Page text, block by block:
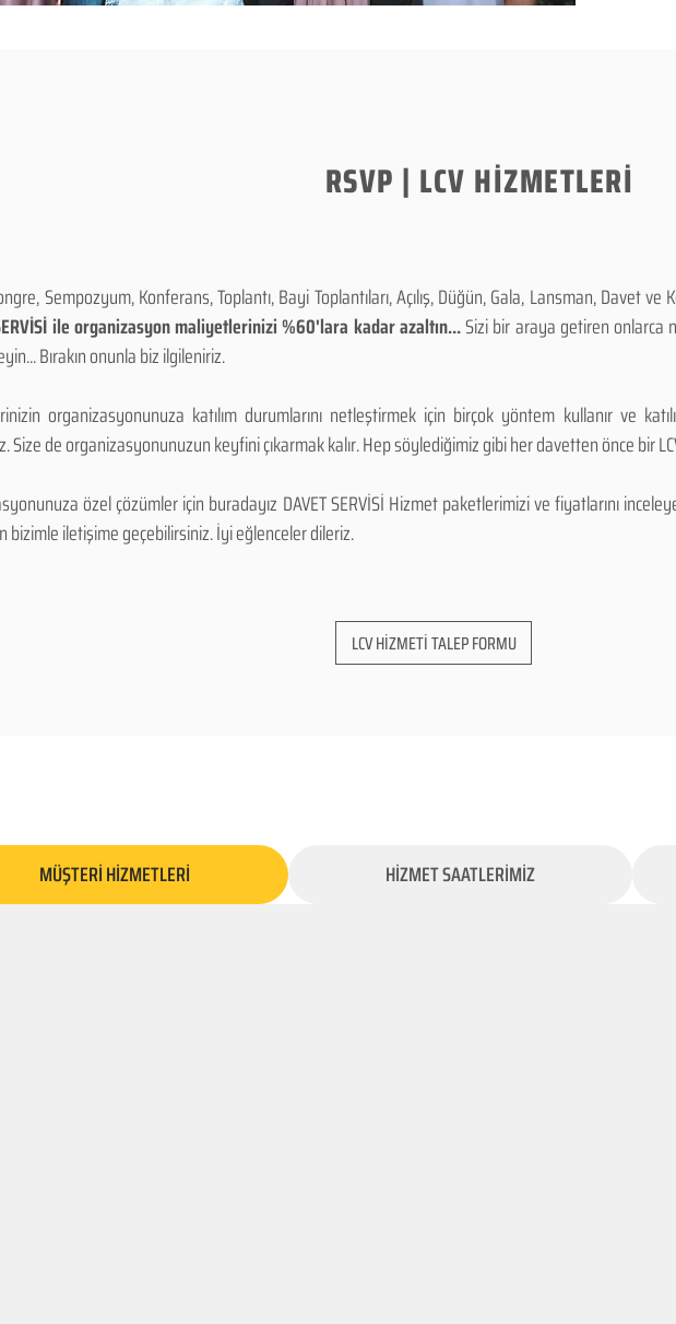
RSVP | LCV HİZMETLERİ
Sempozyum, Konferans, Toplantı, Bayi Toplantıları, Açılış, Düğün, Gala, Lansman, Davet
ile organizasyon maliyetlerinizi %60'lara kadar azaltın...Sizi bir araya getiren onlarca
Bırakın onunla biz ilgileniriz.
organizasyonunuza katılım durumlarını netleştirmek için birçok yöntem kullanır ve
Size de organizasyonunuzun keyfini çıkarmak kalır. Hep söylediğimiz gibi her davetten önce bir
özel çözümler için buradayız DAVET SERVİSİ Hizmet paketlerimizi ve fiyatlarını
bizimle iletişime geçebilirsiniz. İyi eğlenceler dileriz.
LCV HİZMETİ TALEP FORMU
MÜŞTERİ HİZMETLERİ HİZMET SAATLERİMİZ